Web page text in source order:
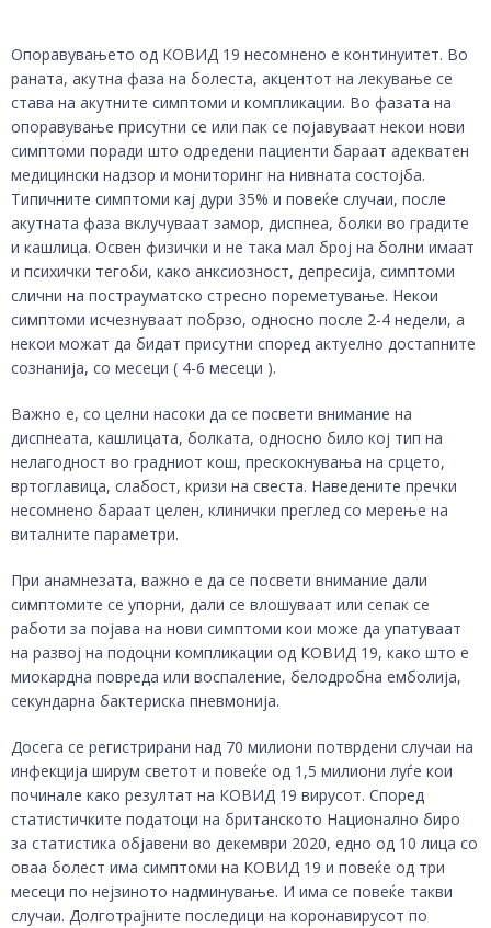
Опоравувањето од КОВИД 19 несомнено е континуитет. Во
раната, акутна фаза на болеста, акцентот на лекување се
става на акутните симптоми и компликации. Во фазата на
опоравување присутни се или пак се појавуваат некои нови
симптоми поради што одредени пациенти бараат адекватен
медицински надзор и мониторинг на нивната состојба.
Типичните симптоми кај дури 35% и повеќе случаи, после
акутната фаза вклучуваат замор, диспнеа, болки во градите
и кашлица. Освен физички и не така мал број на болни имаат
и психички тегоби, како анксиозност, депресија, симптоми
слични на пострауматско стресно пореметување. Некои
симптоми исчезнуваат побрзо, односно после 2-4 недели, а
некои можат да бидат присутни според актуелно достапните
сознанија, со месеци ( 4-6 месеци ).
Важно е, со целни насоки да се посвети внимание на
диспнеата, кашлицата, болката, односно било кој тип на
нелагодност во градниот кош, прескокнувања на срцето,
вртоглавица, слабост, кризи на свеста. Наведените пречки
несомнено бараат целен, клинички преглед со мерење на
виталните параметри.
При анамнезата, важно е да се посвети внимание дали
симптомите се упорни, дали се влошуваат или сепак се
работи за појава на нови симптоми кои може да упатуваат
на развој на подоцни компликации од КОВИД 19, како што е
миокардна повреда или воспаление, белодробна емболија,
секундарна бактериска пневмонија.
Досега се регистрирани над 70 милиони потврдени случаи на
инфекција ширум светот и повеќе од 1,5 милиони луѓе кои
починале како резултат на КОВИД 19 вирусот. Според
статистичките податоци на британското Национално биро
за статистика објавени во декември 2020, едно од 10 лица со
оваа болест има симптоми на КОВИД 19 и повеќе од три
месеци по нејзиното надминување. И има се повеќе такви
случаи. Долготрајните последици на коронавирусот по